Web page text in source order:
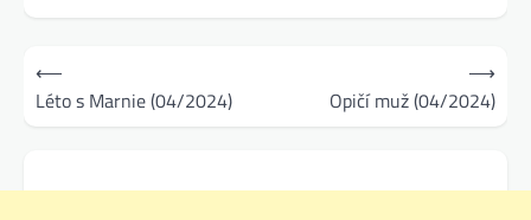
Navigace
pro
příspěvek
⟵
Léto s Marnie (04/2024)
Opičí muž (04/2024)
⟶